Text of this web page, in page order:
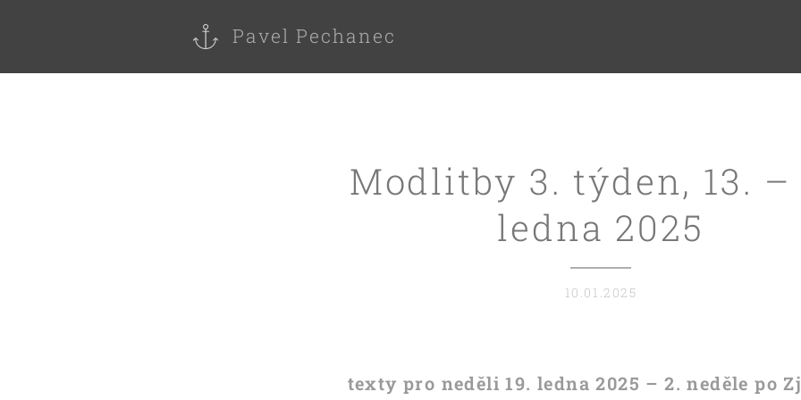
Pavel Pechanec
Modlitby 3. týden, 13. –
ledna 2025
10.01.2025
texty pro neděli 19. ledna 2025 – 2. neděle po